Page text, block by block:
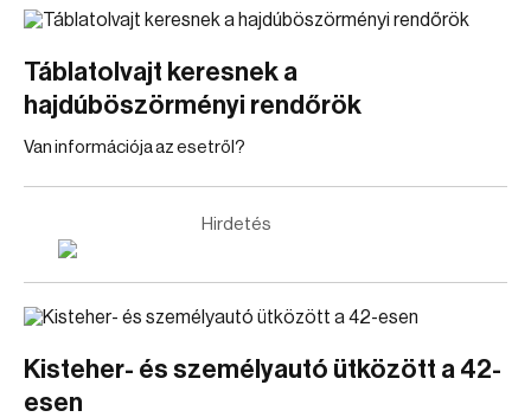
Táblatolvajt keresnek a
hajdúböszörményi rendőrök
Van információja az esetről?
Hirdetés
Kisteher- és személyautó ütközött a 42-
esen